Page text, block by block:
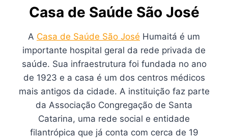
Casa de Saúde São José
A Casa de Saúde São José Humaitá é um
importante hospital geral da rede privada de
saúde. Sua infraestrutura foi fundada no ano
de 1923 e a casa é um dos centros médicos
mais antigos da cidade. A instituição faz parte
da Associação Congregação de Santa
Catarina, uma rede social e entidade
filantrópica que já conta com cerca de 19